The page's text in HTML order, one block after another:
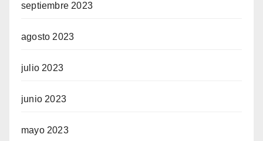
septiembre 2023
agosto 2023
julio 2023
junio 2023
mayo 2023